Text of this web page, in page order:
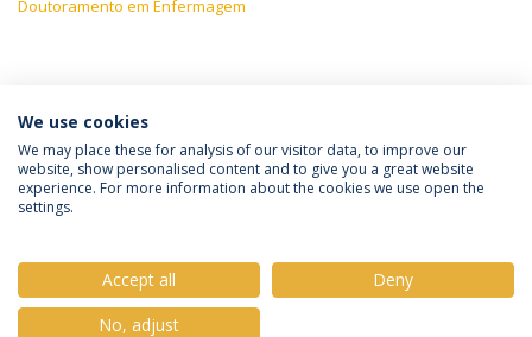
Doutoramento em Enfermagem
ÚLTIMAS NOTÍCIAS
Política de Privacidade
Termos & Condições
We use cookies
We may place these for analysis of our visitor data, to improve our
website, show personalised content and to give you a great website
experience. For more information about the cookies we use open the
settings.
Accept all
Deny
No, adjust